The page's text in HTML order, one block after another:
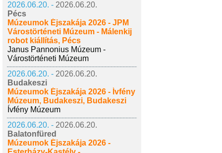
2026.06.20. - 2026.06.20.
Pécs
Múzeumok Éjszakája 2026 - JPM
Várostörténeti Múzeum - Málenkij
robot kiállítás, Pécs
Janus Pannonius Múzeum -
Várostörténeti Múzeum
2026.06.20. - 2026.06.20.
Budakeszi
Múzeumok Éjszakája 2026 - Ívfény
Múzeum, Budakeszi, Budakeszi
Ívfény Múzeum
2026.06.20. - 2026.06.20.
Balatonfüred
Múzeumok Éjszakája 2026 -